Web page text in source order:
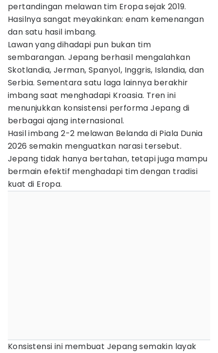
pertandingan melawan tim Eropa sejak 2019.
Hasilnya sangat meyakinkan: enam kemenangan
dan satu hasil imbang.
Lawan yang dihadapi pun bukan tim
sembarangan. Jepang berhasil mengalahkan
Skotlandia, Jerman, Spanyol, Inggris, Islandia, dan
Serbia. Sementara satu laga lainnya berakhir
imbang saat menghadapi Kroasia. Tren ini
menunjukkan konsistensi performa Jepang di
berbagai ajang internasional.
Hasil imbang 2-2 melawan Belanda di Piala Dunia
2026 semakin menguatkan narasi tersebut.
Jepang tidak hanya bertahan, tetapi juga mampu
bermain efektif menghadapi tim dengan tradisi
kuat di Eropa.
Konsistensi ini membuat Jepang semakin layak